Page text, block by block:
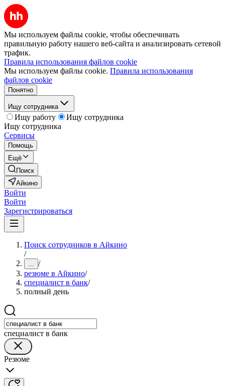
Мы используем файлы cookie, чтобы обеспечивать
правильную работу нашего веб-сайта и анализировать сетевой
трафик.
Правила использования файлов cookie
Мы используем файлы cookie. Правила использования
файлов cookie
Понятно
Ищу сотрудника
Ищу работу
Ищу сотрудника
Ищу сотрудника
Сервисы
Помощь
Ещё
Поиск
Айкино
Войти
Войти
Зарегистрироваться
Поиск сотрудников в Айкино
/
... /
резюме в Айкино/
специалист в банк/
полный день
специалист в банк
Резюме